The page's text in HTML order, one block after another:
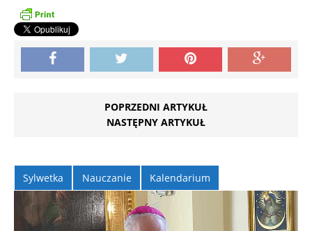
POPRZEDNI ARTYKUŁ
NASTĘPNY ARTYKUŁ
Sylwetka Nauczanie Kalendarium